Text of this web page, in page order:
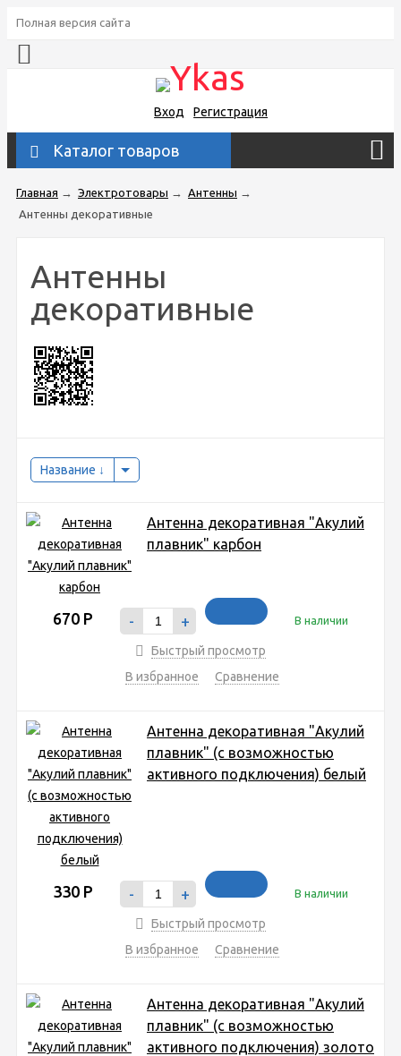
Полная версия сайта
Вход Регистрация
Каталог товаров
Главная → Электротовары → Антенны →
Антенны декоративные
Антенны
декоративные
Название
Антенна декоративная "Акулий
плавник" карбон
670 Р - + В наличии
Быстрый просмотр
В избранное
Сравнение
Антенна декоративная "Акулий
плавник" (с возможностью
активного подключения) белый
330 Р - + В наличии
Быстрый просмотр
В избранное
Сравнение
Антенна декоративная "Акулий
плавник" (с возможностью
активного подключения) золото